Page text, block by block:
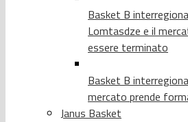
Basket B
Lomtasdze e il
essere terminato
Basket B
mercato prende
Janus Basket